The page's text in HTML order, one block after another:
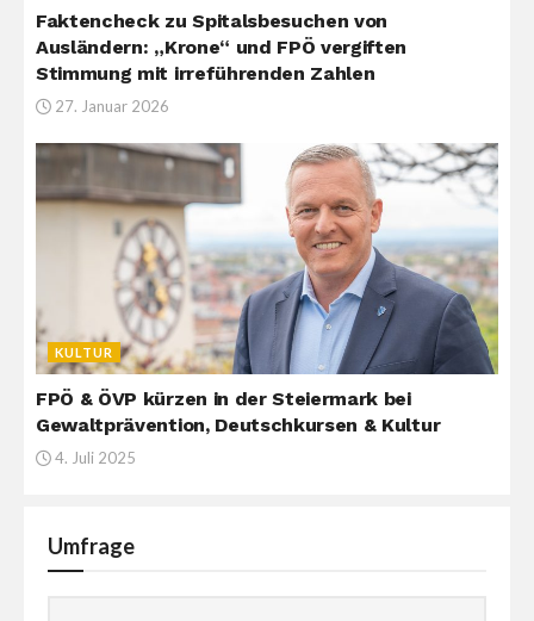
Faktencheck zu Spitalsbesuchen von
Ausländern: „Krone“ und FPÖ vergiften
Stimmung mit irreführenden Zahlen
27. Januar 2026
KULTUR
FPÖ & ÖVP kürzen in der Steiermark bei
Gewaltprävention, Deutschkursen & Kultur
4. Juli 2025
Umfrage